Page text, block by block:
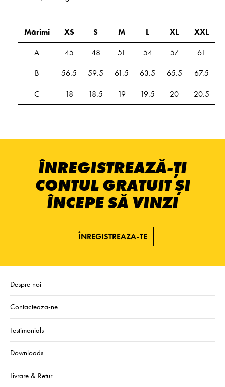
Mărimi XS S M L XL
XXL
A
45 48 51 54 57
61
B
56.5 59.5 61.5 63.5 65.5
67.5
C
18 18.5 19 19.5 20 20.5
ÎNREGISTREAZĂ-ȚI
CONTUL GRATUIT ȘI
ÎNCEPE SĂ VINZI
ÎNREGISTREAZA-TE
Despre noi
Contacteaza-ne
Testimonials
Downloads
Livrare & Retur